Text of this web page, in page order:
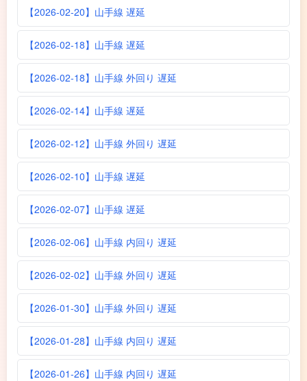
【2026-02-20】山手線 遅延
【2026-02-18】山手線 遅延
【2026-02-18】山手線 外回り 遅延
【2026-02-14】山手線 遅延
【2026-02-12】山手線 外回り 遅延
【2026-02-10】山手線 遅延
【2026-02-07】山手線 遅延
【2026-02-06】山手線 内回り 遅延
【2026-02-02】山手線 外回り 遅延
【2026-01-30】山手線 外回り 遅延
【2026-01-28】山手線 内回り 遅延
【2026-01-26】山手線 内回り 遅延